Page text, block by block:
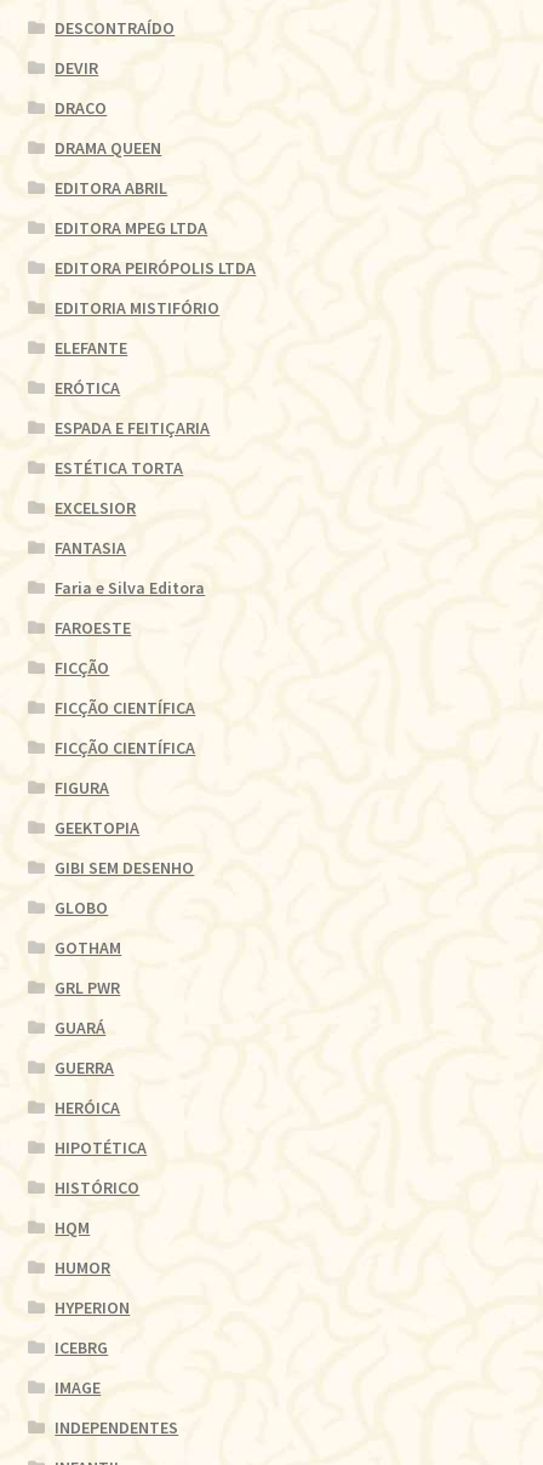
DESCONTRAÍDO
DEVIR
DRACO
DRAMA QUEEN
EDITORA ABRIL
EDITORA MPEG LTDA
EDITORA PEIRÓPOLIS LTDA
EDITORIA MISTIFÓRIO
ELEFANTE
ERÓTICA
ESPADA E FEITIÇARIA
ESTÉTICA TORTA
EXCELSIOR
FANTASIA
Faria e Silva Editora
FAROESTE
FICÇÃO
FICÇÃO CIENTÍFICA
FICÇÃO CIENTÍFICA
FIGURA
GEEKTOPIA
GIBI SEM DESENHO
GLOBO
GOTHAM
GRL PWR
GUARÁ
GUERRA
HERÓICA
HIPOTÉTICA
HISTÓRICO
HQM
HUMOR
HYPERION
ICEBRG
IMAGE
INDEPENDENTES